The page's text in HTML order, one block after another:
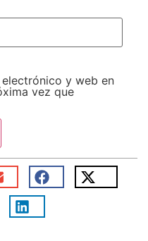
y web en
vez que